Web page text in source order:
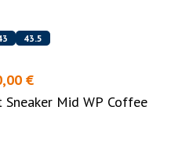
43.5
€
Mid WP Coffee